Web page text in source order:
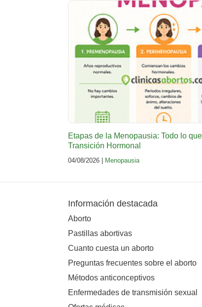
Etapas de la Menopausia: Todo lo
Transición Hormonal
04/08/2026 | Menopausia
Información destacada
Aborto
Pastillas abortivas
Cuanto cuesta un aborto
Preguntas frecuentes sobre el aborto
Métodos anticonceptivos
Enfermedades de transmisión sexual